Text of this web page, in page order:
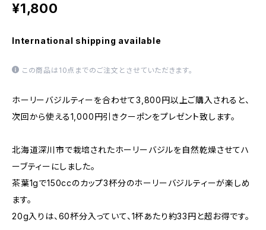
¥1,800
International shipping available
この商品は10点までのご注文とさせていただきます。
ホーリーバジルティーを合わせて3,800円以上ご購入されると、
次回から使える1,000円引きクーポンをプレゼント致します。
北海道深川市で栽培されたホーリーバジルを自然乾燥させてハ
ーブティーにしました。
茶葉1gで150ccのカップ3杯分のホーリーバジルティーが楽しめ
ます。
20g入りは、60杯分入っていて、1杯あたり約33円と超お得です。